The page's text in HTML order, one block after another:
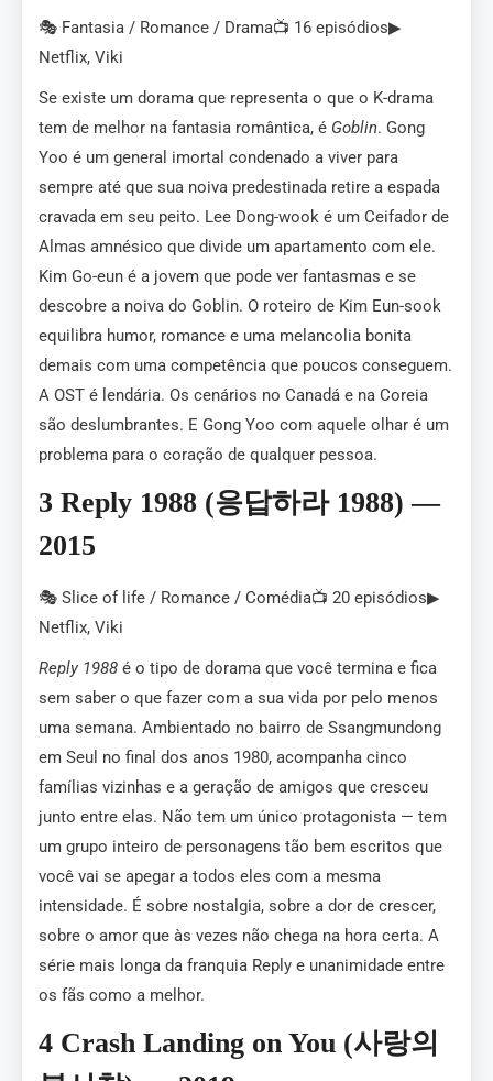
🎭 Fantasia / Romance / Drama📺 16 episódios▶
Netflix, Viki
Se existe um dorama que representa o que o K-drama
tem de melhor na fantasia romântica, é Goblin. Gong
Yoo é um general imortal condenado a viver para
sempre até que sua noiva predestinada retire a espada
cravada em seu peito. Lee Dong-wook é um Ceifador de
Almas amnésico que divide um apartamento com ele.
Kim Go-eun é a jovem que pode ver fantasmas e se
descobre a noiva do Goblin. O roteiro de Kim Eun-sook
equilibra humor, romance e uma melancolia bonita
demais com uma competência que poucos conseguem.
A OST é lendária. Os cenários no Canadá e na Coreia
são deslumbrantes. E Gong Yoo com aquele olhar é um
problema para o coração de qualquer pessoa.
3 Reply 1988 (응답하라 1988) —
2015
🎭 Slice of life / Romance / Comédia📺 20 episódios▶
Netflix, Viki
Reply 1988 é o tipo de dorama que você termina e fica
sem saber o que fazer com a sua vida por pelo menos
uma semana. Ambientado no bairro de Ssangmundong
em Seul no final dos anos 1980, acompanha cinco
famílias vizinhas e a geração de amigos que cresceu
junto entre elas. Não tem um único protagonista — tem
um grupo inteiro de personagens tão bem escritos que
você vai se apegar a todos eles com a mesma
intensidade. É sobre nostalgia, sobre a dor de crescer,
sobre o amor que às vezes não chega na hora certa. A
série mais longa da franquia Reply e unanimidade entre
os fãs como a melhor.
4 Crash Landing on You (사랑의